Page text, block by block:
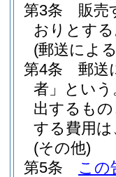
第3条
販売
おりとす
(郵送によ
第4条
郵送
者」という
出するも
する費用
(その他)
第5条
この